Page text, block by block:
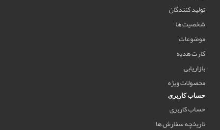
تولید کنندگان
شخصیت ها
موضوعات
کارت هدیه
بازاریابی
محصولات ویژه
حساب کاربری
حساب کاربری
تاریخچه سفارش ها